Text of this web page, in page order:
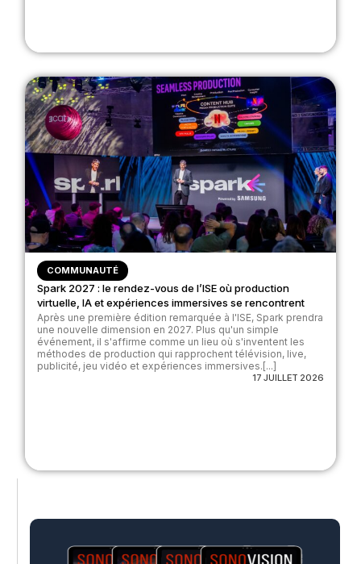
COMMUNAUTÉ
Spark 2027 : le rendez-vous de l’ISE où production
virtuelle, IA et expériences immersives se rencontrent
Après une première édition remarquée à l'ISE, Spark prendra
une nouvelle dimension en 2027. Plus qu'un simple
événement, il s'affirme comme un lieu où s'inventent les
méthodes de production qui rapprochent télévision, live,
publicité, jeu vidéo et expériences immersives.[...]
17 JUILLET 2026